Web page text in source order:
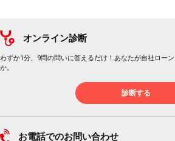
オンライン診断
わずか1分、9問の問いに答えるだけ！あなたが自社ロー
か。
診断する
お電話でのお問い合わせ